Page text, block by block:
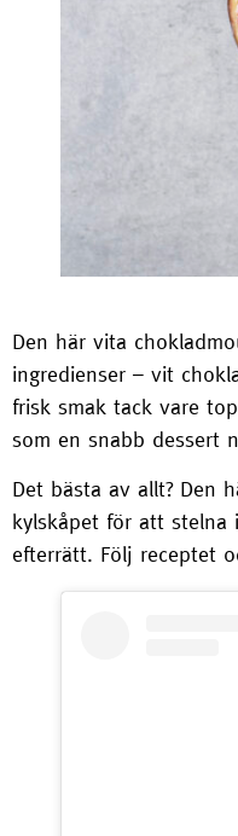
Den här vita
ingredienser – vit
frisk smak tack vare
som en snabb dessert
Det bästa av allt? Den
kylskåpet för att stelna
efterrätt. Följ receptet